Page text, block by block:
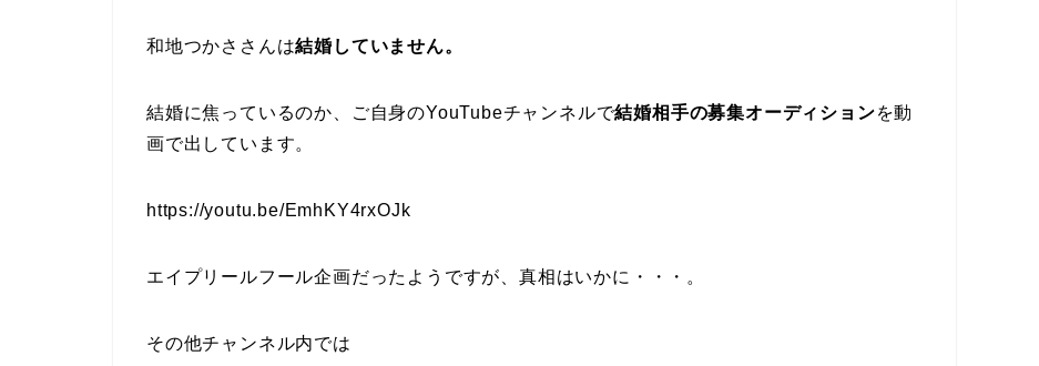
和地つかささんは結婚していません。
結婚に焦っているのか、ご自身のYouTubeチャンネルで結婚相手の募集オーディションを動
画で出しています。
https://youtu.be/EmhKY4rxOJk
エイプリールフール企画だったようですが、真相はいかに・・・。
その他チャンネル内では